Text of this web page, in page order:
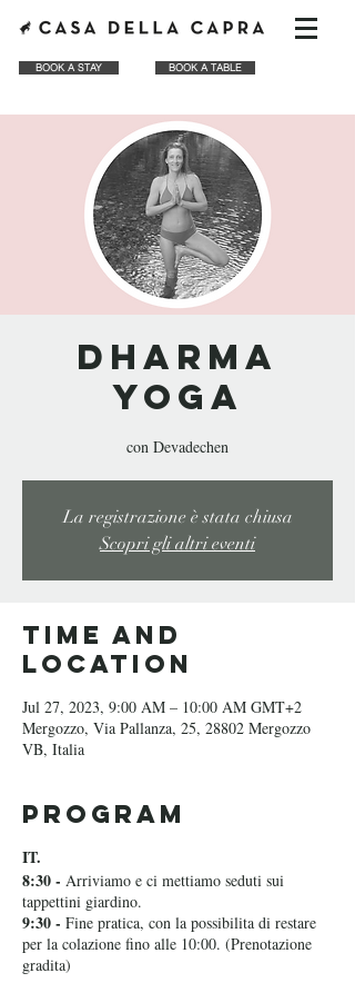
BOOK A STAY BOOK A TABLE
Dharma
Yoga
con Devadechen
La registrazione è stata chiusa
Scopri gli altri eventi
Time and
Location
Jul 27, 2023, 9:00 AM – 10:00 AM GMT+2
Mergozzo, Via Pallanza, 25, 28802 Mergozzo
VB, Italia
Program
IT.
8:30 - Arriviamo e ci mettiamo seduti sui
tappettini giardino.
9:30 - Fine pratica, con la possibilita di restare
per la colazione fino alle 10:00. (Prenotazione
gradita)